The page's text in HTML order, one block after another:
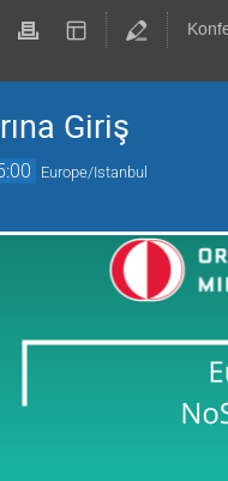
Giriş
Europe/Istanbul